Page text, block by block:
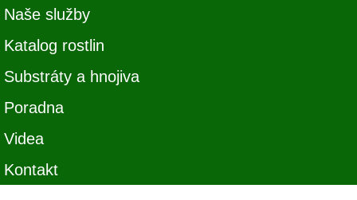
Naše služby
Katalog rostlin
Substráty a hnojiva
Poradna
Videa
Kontakt